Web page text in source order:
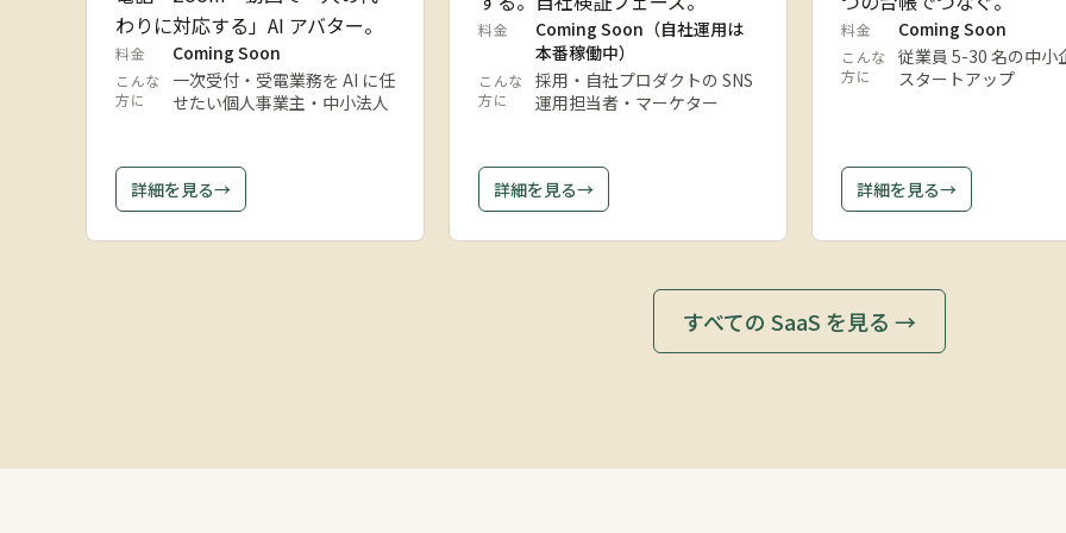
わりに対応する」AI アバター。
料金 Coming Soon
こんな
方に
一次受付・受電業務を AI に任
せたい個人事業主・中小法人
詳細を見る→
料金
Coming Soon（自社運用は
本番稼働中）
こんな
方に
採用・自社プロダクトの SNS
運用担当者・マーケター
詳細を見る→
料金 Coming Soon
こんな
方に
従業員 5-30 名の中小
スタートアップ
詳細を見る→
すべての SaaS を見る →